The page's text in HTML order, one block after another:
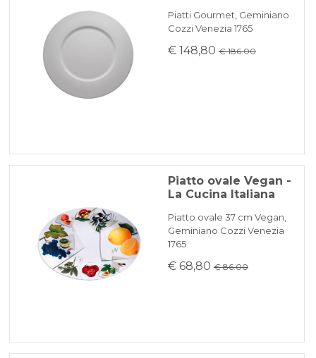
Piatti Gourmet, Geminiano
Cozzi Venezia 1765
€ 148,80 € 186.00
Piatto ovale Vegan -
La Cucina Italiana
Piatto ovale 37 cm Vegan,
Geminiano Cozzi Venezia
1765
€ 68,80 € 86.00